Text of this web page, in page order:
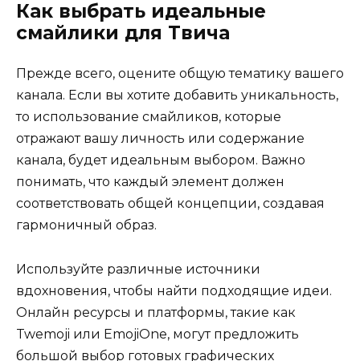
Как выбрать идеальные
смайлики для Твича
Прежде всего, оцените общую тематику вашего
канала. Если вы хотите добавить уникальность,
то использование смайликов, которые
отражают вашу личность или содержание
канала, будет идеальным выбором. Важно
понимать, что каждый элемент должен
соответствовать общей концепции, создавая
гармоничный образ.
Используйте различные источники
вдохновения, чтобы найти подходящие идеи.
Онлайн ресурсы и платформы, такие как
Twemoji или EmojiOne, могут предложить
большой выбор готовых графических